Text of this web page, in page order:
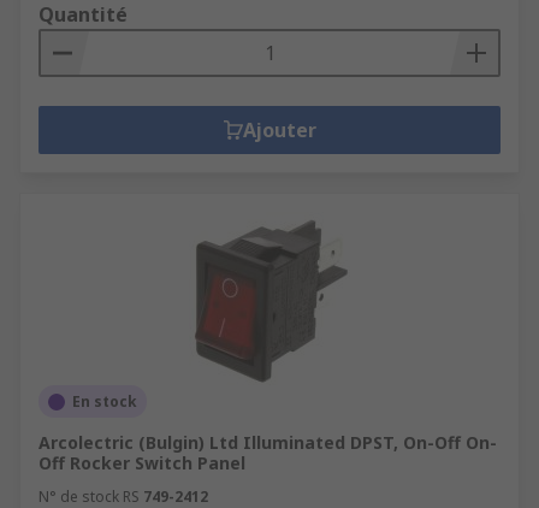
Quantité
Ajouter
En stock
Arcolectric (Bulgin) Ltd Illuminated DPST, On-Off On-
Off Rocker Switch Panel
N° de stock RS 749-2412